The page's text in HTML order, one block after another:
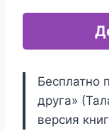
Бесплатно
друга»
версия